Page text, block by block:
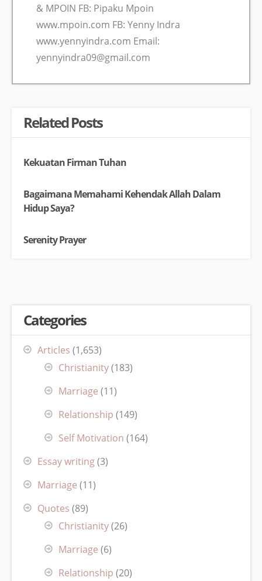
& MPOIN FB: Pipaku Mpoin
www.mpoin.com FB: Yenny Indra
www.yennyindra.com Email:
yennyindra09@gmail.com
Related Posts
Kekuatan Firman Tuhan
Bagaimana Memahami Kehendak Allah Dalam
Hidup Saya?
Serenity Prayer
Categories
Articles (1,653)
Christianity(183)
Marriage (11)
Relationship (149)
Self Motivation (164)
Essay writing(3)
Marriage (11)
Quotes (89)
Christianity(26)
Marriage (6)
Relationship (20)